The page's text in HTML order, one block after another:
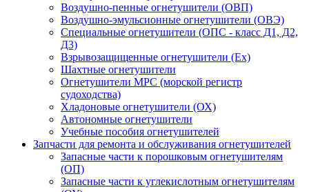
Воздушно-пенные огнетушители (ОВП)
Воздушно-эмульсионные огнетушители (ОВЭ)
Специальные огнетушители (ОПС - класс Д1, Д2,
Д3)
Взрывозащищенные огнетушители (Ex)
Шахтные огнетушители
Огнетушители МРС (морской регистр
судоходства)
Хладоновые огнетушители (ОХ)
Автономные огнетушители
Учебные пособия огнетушителей
Запчасти для ремонта и обслуживания огнетушителей
Запасные части к порошковым огнетушителям
(ОП)
Запасные части к углекислотным огнетушителям